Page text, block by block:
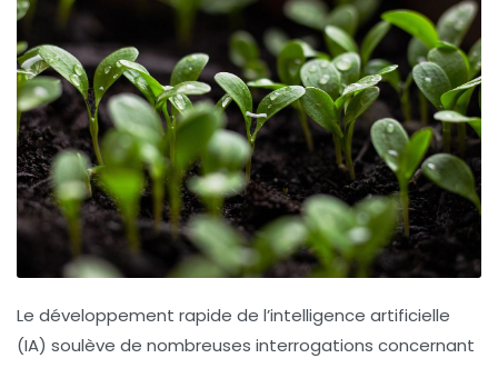
Le développement rapide de l’intelligence artificielle
(IA) soulève de nombreuses interrogations concernant